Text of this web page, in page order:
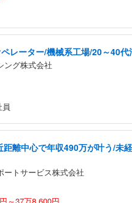
レーター/機械系工場/20～40代
ング株式会社
距離中心で年収490万が叶う/未
ートサービス株式会社